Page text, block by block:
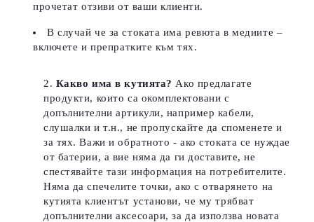
прочетат отзиви от ваши клиенти.
В случай че за стоката има ревюта в медиите –
включете и препратките към тях.
Какво има в кутията? Ако предлагате
продукти, които са окомплектовани с
допълнителни артикули, например кабели,
слушалки и т.н., не пропускайте да споменете и
за тях. Важи и обратното - ако стоката се нуждае
от батерии, а вие няма да ги доставите, не
спестявайте тази информация на потребителите.
Няма да спечелите точки, ако с отварянето на
кутията клиентът установи, че му трябват
допълнителни аксесоари, за да използва новата